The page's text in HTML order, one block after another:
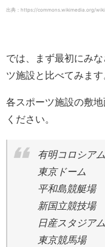
出典：https://commons.wikimedia.org/
では、まず最初にみ
ツ施設と比べてみます
各スポーツ施設の敷
ください。
有明コロシ
東京ドー
平和島競
新国立競技
日産スタジ
東京競馬